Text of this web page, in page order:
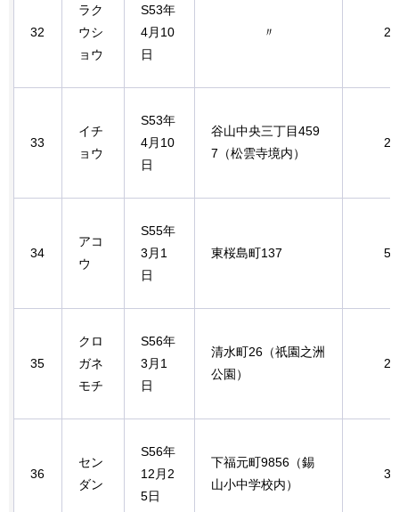
32
ラク
ウシ
ョウ
S53年
4月10
日
〃
33
イチ
ョウ
S53年
4月10
日
谷山中央三丁目459
7（松雲寺境内）
34
アコ
ウ
S55年
3月1
日
東桜島町137
35
クロ
ガネ
モチ
S56年
3月1
日
清水町26（祇園之洲
公園）
36
セン
ダン
S56年
12月2
5日
下福元町9856（錫
山小中学校内）